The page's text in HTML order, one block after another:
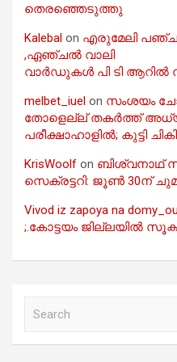
തെരഞ്ഞെടുത്തു
Kalebal on എരുമേലി
,ഏഞ്ചൽ വാലി
വാർഡുകൾ പി ടി ആറിൽ
melbet_iuel on സംശയം
തോളെല്ല് തകർത്ത്
പരീക്ഷാഹാളിൽ; കുട്ടി
KrisWoolf on ബിശ്വനാഥ്
സെക്രട്ടറി: ജൂൺ 30ന്
Vivod iz zapoya na
;.കോട്ടയം ജില്ലയിൽ